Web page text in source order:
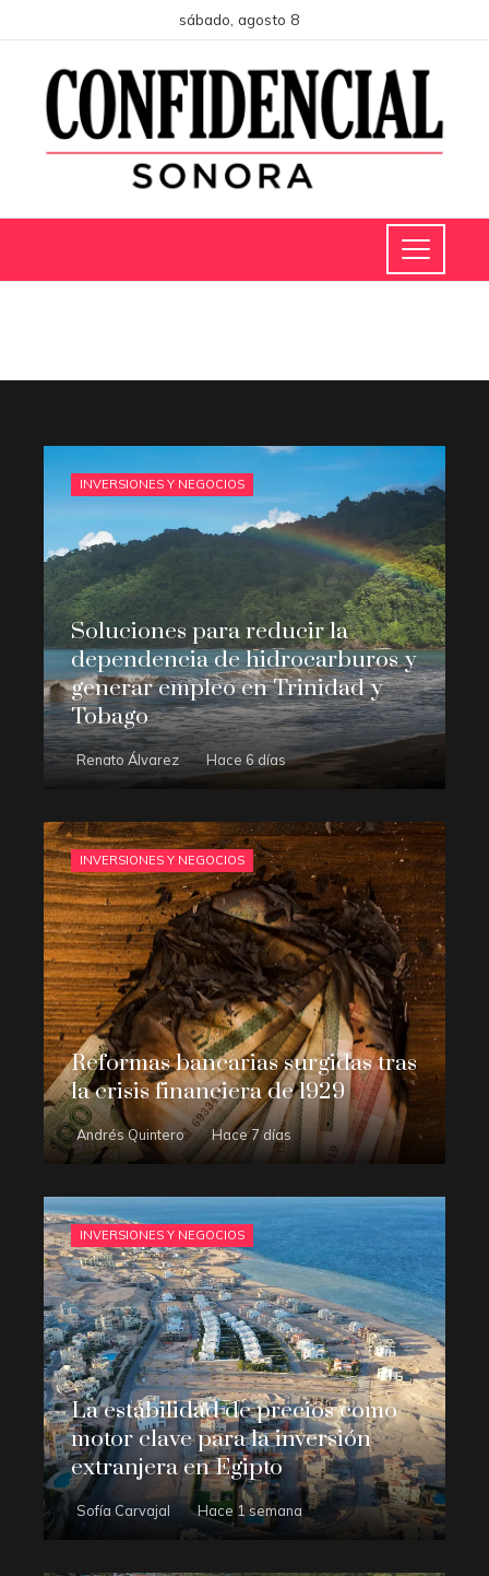
sábado, agosto 8
INVERSIONES Y NEGOCIOS
Soluciones para reducir la
dependencia de hidrocarburos y
generar empleo en Trinidad y
Tobago
Renato Álvarez Hace 6 días
INVERSIONES Y NEGOCIOS
Reformas bancarias surgidas tras
la crisis financiera de 1929
Andrés Quintero Hace 7 días
INVERSIONES Y NEGOCIOS
La estabilidad de precios como
motor clave para la inversión
extranjera en Egipto
Sofía Carvajal Hace 1 semana